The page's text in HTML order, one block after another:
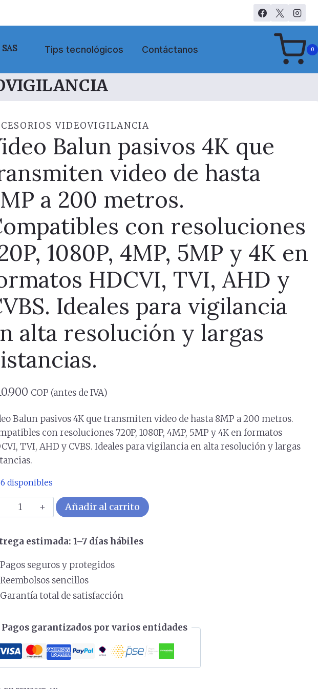
Tips tecnológicos Contáctanos 0
VIDEOVIGILANCIA
Balun pasivos 4K que
video de hasta
a 200 metros.
con resoluciones
1080P, 4MP, 5MP y 4K en
HDCVI, TVI, AHD y
Ideales para vigilancia
alta resolución y largas
COP (antes de IVA)
Balun pasivos 4K que transmiten video de hasta 8MP a 200 metros.
con resoluciones 720P, 1080P, 4MP, 5MP y 4K en formatos
TVI, AHD y CVBS. Ideales para vigilancia en alta resolución y largas
disponibles
Video
Balun
4K
transmiten
video
de
8MP
a
200
metros.
Añadir al carrito
estimada: 1–7 días hábiles
Pagos seguros y protegidos
Reembolsos sencillos
Garantía total de satisfacción
Pagos garantizados por varios entidades